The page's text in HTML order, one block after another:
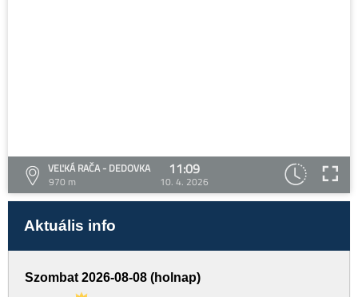
VEĽKÁ RAČA - DEDOVKA
970 m
11:09
10. 4. 2026
Aktuális info
Szombat 2026-08-08 (holnap)